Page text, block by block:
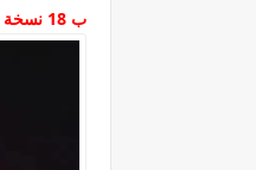
ب 18 ن سخة